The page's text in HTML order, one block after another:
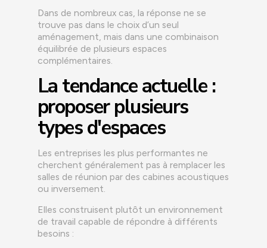
Dans de nombreux cas, la réponse ne se
trouve pas dans le choix d’un seul
aménagement, mais dans une combinaison
équilibrée de plusieurs espaces
complémentaires.
La tendance actuelle :
proposer plusieurs
types d'espaces
Les entreprises les plus performantes ne
cherchent généralement pas à remplacer les
salles de réunion par des cabines acoustiques
ou inversement.
Elles construisent plutôt un environnement
de travail capable de répondre à différents
besoins :